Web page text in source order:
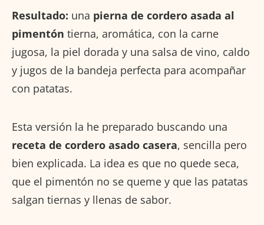
Resultado: una pierna de cordero asada al
pimentón tierna, aromática, con la carne
jugosa, la piel dorada y una salsa de vino, caldo
y jugos de la bandeja perfecta para acompañar
con patatas.
Esta versión la he preparado buscando una
receta de cordero asado casera, sencilla pero
bien explicada. La idea es que no quede seca,
que el pimentón no se queme y que las patatas
salgan tiernas y llenas de sabor.